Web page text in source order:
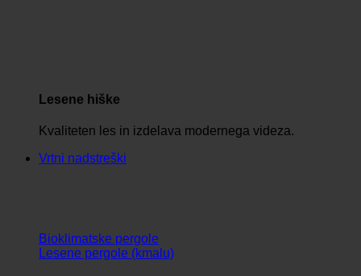
Lesene hiške
Kvaliteten les in izdelava modernega videza.
Vrtni nadstreški
Bioklimatske pergole
Lesene pergole (kmalu)